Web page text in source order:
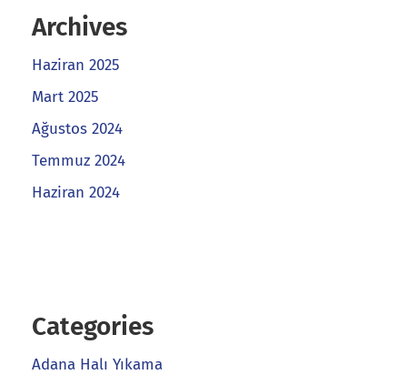
Archives
Haziran 2025
Mart 2025
Ağustos 2024
Temmuz 2024
Haziran 2024
Categories
Adana Halı Yıkama